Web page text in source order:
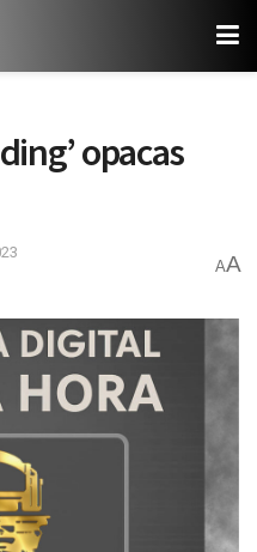
opacas
AA